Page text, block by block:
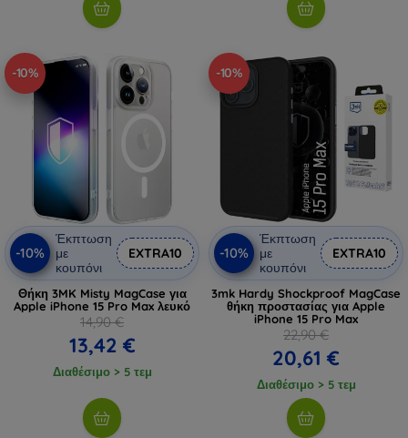
-10%
-10%
Έκπτωση
με
κουπόνι
EXTRA10
Θήκη 3MK Misty MagCase για
Apple iPhone 15 Pro Max λευκό
14,90 €
13,42 €
Διαθέσιμο > 5 τεμ
-10%
-10%
Έκπτωση
με
κουπόνι
EXTRA10
3mk Hardy Shockproof MagCase
θήκη προστασίας για Apple
iPhone 15 Pro Max
22,90 €
20,61 €
Διαθέσιμο > 5 τεμ